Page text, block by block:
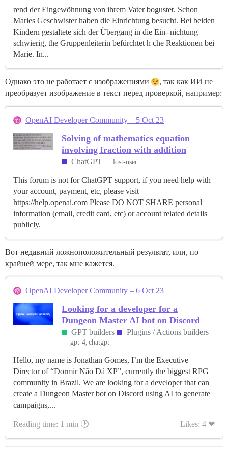
rend der Eingewöhnung von ihrem Vater bogustet. Schon
Maries Geschwister haben die Einrichtung besucht. Bei beiden
Kindern gestaltete sich der Übergang in die Ein- nichtung
schwierig, the Gruppenleiterin befürchtet h che Reaktionen bei
Marie. In...
Однако это не работает с изображениями
, так как ИИ не
преобразует изображение в текст перед проверкой, например:
OpenAI Developer Community – 5 Oct 23
Solving of mathematics equation
involving fraction with addition
ChatGPT lost-user
This forum is not for ChatGPT support, if you need help with
your account, payment, etc, please visit
https://help.openai.com Please DO NOT SHARE personal
information (email, credit card, etc) or account related details
publicly.
Вот недавний ложноположительный результат, или, по
крайней мере, так мне кажется.
OpenAI Developer Community – 6 Oct 23
Looking for a developer for a
Dungeon Master AI bot on Discord
GPT builders Plugins / Actions builders
gpt-4 chatgpt
Hello, my name is Jonathan Gomes, I’m the Executive
Director of “Dormir Não Dá XP”, currently the biggest RPG
community in Brazil. We are looking for a developer that can
create a Dungeon Master bot on Discord using AI to generate
campaigns,...
Reading time: 1 min 🕑 Likes: 4 ❤